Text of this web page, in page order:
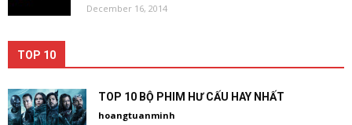
December 16, 2014
TOP 10
TOP 10 BỘ PHIM HƯ CẤU HAY NHẤT
hoangtuanminh